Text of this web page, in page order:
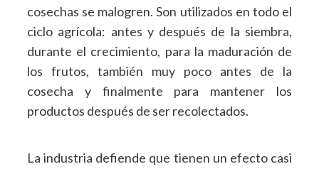
cosechas se malogren. Son utilizados en todo el
ciclo agrícola: antes y después de la siembra,
durante el crecimiento, para la maduración de
los frutos, también muy poco antes de la
cosecha y finalmente para mantener los
productos después de ser recolectados.
La industria defiende que tienen un efecto casi